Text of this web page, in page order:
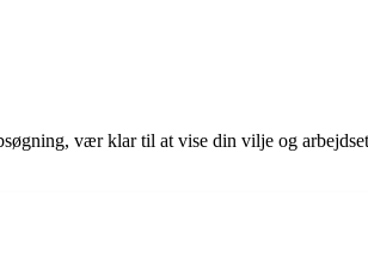
vær klar til at vise din vilje og